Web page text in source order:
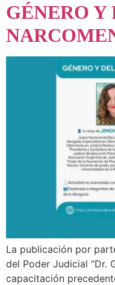
GÉNERO Y
La publicación por
del Poder Judicial “Dr.
capacitación